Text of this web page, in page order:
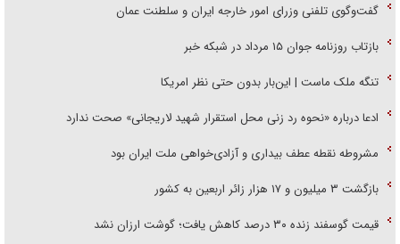
گفت‌وگوی تلفنی وزرای امور خارجه ایران و سلطنت عمان
بازتاب روزنامه جوان ۱۵ مرداد در شبکه خبر
تنگه ملک ماست | این‌بار بدون حتی نظر امریکا
ادعا درباره «نحوه رد زنی محل استقرار شهید لاریجانی» صحت ندارد
مشروطه نقطه عطف بیداری و آزادی‌خواهی ملت ایران بود
بازگشت ۳ میلیون و ۱۷ هزار زائر اربعین به کشور
قیمت گوسفند زنده ۳۰ درصد کاهش یافت؛ گوشت ارزان نشد